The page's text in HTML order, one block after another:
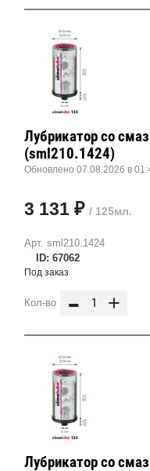
Арт. sml210.1424
ID: 67062
Лубрикатор со
(sml210.1424)
Обновлено 07.08.2026 в
3 131 ₽ / 125мл.
Под заказ
Кол-во - +
Лубрикатор со